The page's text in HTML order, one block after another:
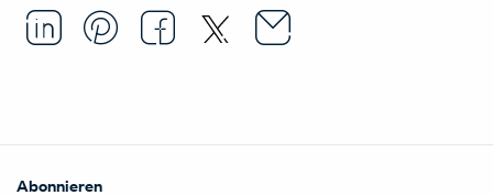
Share this article on
Opens in a new window.
Pin this article on
Opens in a new window.
Share this article on
Opens in a new
Share this
Opens in a new
Email this
Opens in a
Abonnieren